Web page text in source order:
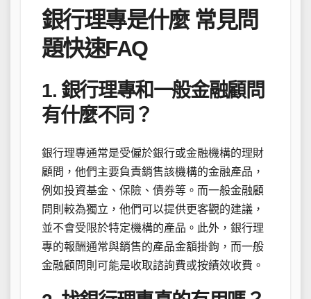
銀行理專是什麼 常見問
題快速FAQ
1. 銀行理專和一般金融顧問
有什麼不同？
銀行理專通常是受僱於銀行或金融機構的理財
顧問，他們主要負責銷售該機構的金融產品，
例如投資基金、保險、債券等。而一般金融顧
問則較為獨立，他們可以提供更客觀的建議，
並不會受限於特定機構的產品。此外，銀行理
專的報酬通常與銷售的產品金額掛鉤，而一般
金融顧問則可能是收取諮詢費或按績效收費。